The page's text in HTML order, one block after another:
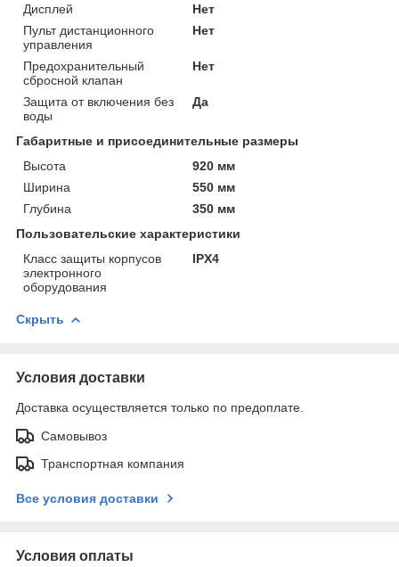
Дисплей
Нет
Пульт дистанционного
управления
Нет
Предохранительный
сбросной клапан
Нет
Защита от включения без
воды
Да
Габаритные и присоединительные размеры
Высота
920 мм
Ширина
550 мм
Глубина
350 мм
Пользовательские характеристики
Класс защиты корпусов
электронного
оборудования
IPX4
Скрыть
Условия доставки
Доставка осуществляется только по предоплате.
Самовывоз
Транспортная компания
Все условия доставки
Условия оплаты